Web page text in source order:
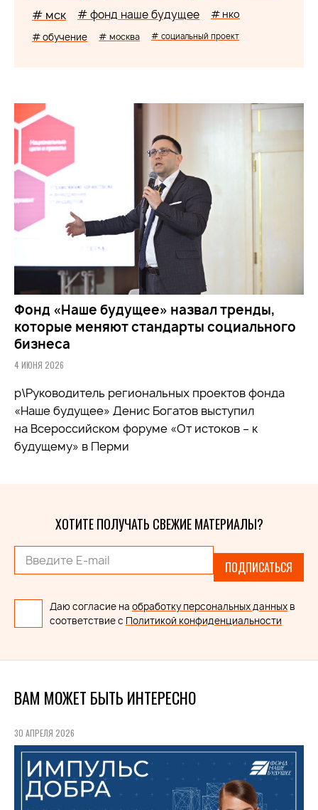
# мск # фонд наше будущее # нко
# обучение # москва # социальный проект
Фонд «Наше будущее» назвал тренды,
которые меняют стандарты социального
бизнеса
4 ИЮНЯ 2026
р\Руководитель региональных проектов фонда
«Наше будущее» Денис Богатов выступил
на Всероссийском форуме «От истоков – к
будущему» в Перми
ХОТИТЕ ПОЛУЧАТЬ СВЕЖИЕ МАТЕРИАЛЫ?
ПОДПИСАТЬСЯ
Даю согласие на обработку персональных данных в
соответствие с Политикой конфиденциальности
ВАМ МОЖЕТ БЫТЬ ИНТЕРЕСНО
30 АПРЕЛЯ 2026